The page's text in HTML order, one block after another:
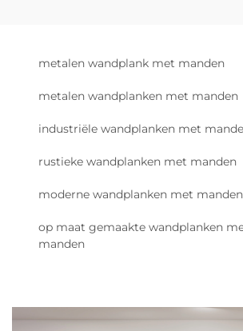
metalen wandplank met manden
metalen wandplanken met manden
industriële wandplanken met
rustieke wandplanken met manden
moderne wandplanken met manden
op maat gemaakte wandplanken
manden